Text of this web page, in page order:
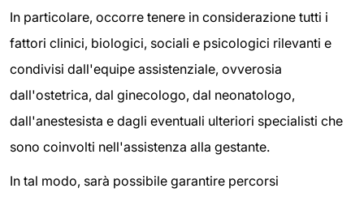
In particolare, occorre tenere in considerazione tutti i
fattori clinici, biologici, sociali e psicologici rilevanti e
condivisi dall'equipe assistenziale, ovverosia
dall'ostetrica, dal ginecologo, dal neonatologo,
dall'anestesista e dagli eventuali ulteriori specialisti che
sono coinvolti nell'assistenza alla gestante.
In tal modo, sarà possibile garantire percorsi